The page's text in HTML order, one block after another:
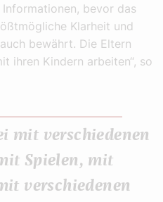
bevor das
Klarheit und
bewährt. Die Eltern
ihren Kindern arbeiten“, so
mit verschiedenen
Spielen, mit
verschiedenen